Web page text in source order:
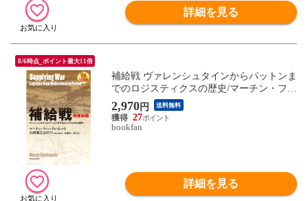
詳細を見る
8/6時点_ポイント最大11倍
補給戦 ヴァレンシュタインからパットンま
でのロジスティクスの歴史/マーチン・ファ
ン・クレフェルト/石津朋之/・解説佐藤佐
三郎
2,970円 送料無料
27
bookfan
詳細を見る